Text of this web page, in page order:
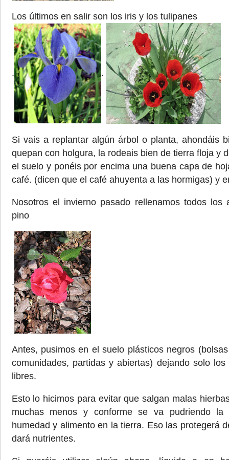
Los últimos en salir son los iris y los tulipanes
. .
Si vais a replantar algún árbol o planta, ahondáis
quepan con holgura, la rodeais bien de tierra floja y
el suelo y ponéis por encima una buena capa de
café. (dicen que el café ahuyenta a las hormigas) y
Nosotros el invierno pasado rellenamos todos los
pino
.
Antes, pusimos en el suelo plásticos negros
comunidades, partidas y abiertas) dejando solo
libres.
Esto lo hicimos para evitar que salgan malas
muchas menos y conforme se va pudriendo la
humedad y alimento en la tierra. Eso las protegerá
dará nutrientes.